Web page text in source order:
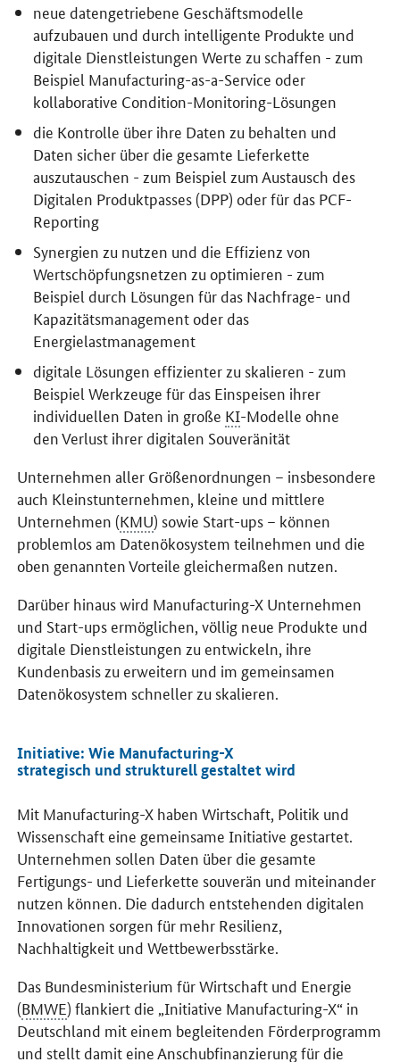
neue datengetriebene Geschäftsmodelle
aufzubauen und durch intelligente Produkte und
digitale Dienstleistungen Werte zu schaffen - zum
Beispiel Manufacturing-as-a-Service oder
kollaborative Condition-Monitoring-Lösungen
die Kontrolle über ihre Daten zu behalten und
Daten sicher über die gesamte Lieferkette
auszutauschen - zum Beispiel zum Austausch des
Digitalen Produktpasses (DPP) oder für das PCF-
Reporting
Synergien zu nutzen und die Effizienz von
Wertschöpfungsnetzen zu optimieren - zum
Beispiel durch Lösungen für das Nachfrage- und
Kapazitätsmanagement oder das
Energielastmanagement
digitale Lösungen effizienter zu skalieren - zum
Beispiel Werkzeuge für das Einspeisen ihrer
individuellen Daten in große KI-Modelle ohne
den Verlust ihrer digitalen Souveränität
Unternehmen aller Größenordnungen – insbesondere
auch Kleinstunternehmen, kleine und mittlere
Unternehmen (KMU) sowie Start-ups – können
problemlos am Datenökosystem teilnehmen und die
oben genannten Vorteile gleichermaßen nutzen.
Darüber hinaus wird Manufacturing-X Unternehmen
und Start-ups ermöglichen, völlig neue Produkte und
digitale Dienstleistungen zu entwickeln, ihre
Kundenbasis zu erweitern und im gemeinsamen
Datenökosystem schneller zu skalieren.
Initiative: Wie Manufacturing-X
strategisch und strukturell gestaltet wird
Mit Manufacturing-X haben Wirtschaft, Politik und
Wissenschaft eine gemeinsame Initiative gestartet.
Unternehmen sollen Daten über die gesamte
Fertigungs- und Lieferkette souverän und miteinander
nutzen können. Die dadurch entstehenden digitalen
Innovationen sorgen für mehr Resilienz,
Nachhaltigkeit und Wettbewerbsstärke.
Das Bundesministerium für Wirtschaft und Energie
(BMWE) flankiert die „Initiative Manufacturing-X“ in
Deutschland mit einem begleitenden Förderprogramm
und stellt damit eine Anschubfinanzierung für die